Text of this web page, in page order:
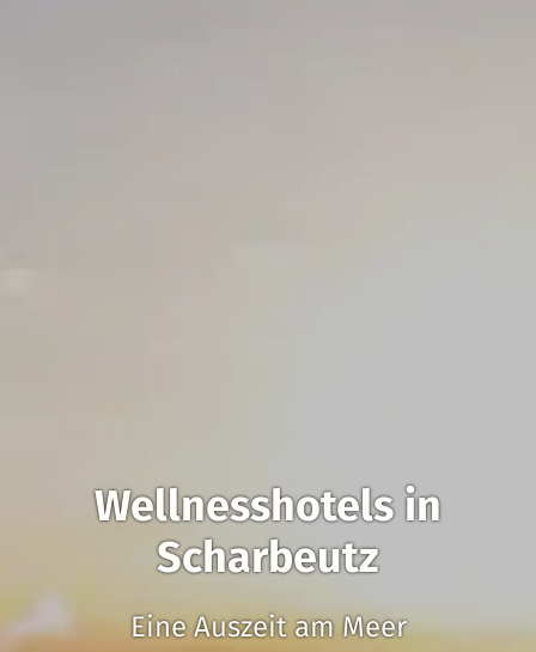
Wellnesshotels in
Scharbeutz
Eine Auszeit am Meer